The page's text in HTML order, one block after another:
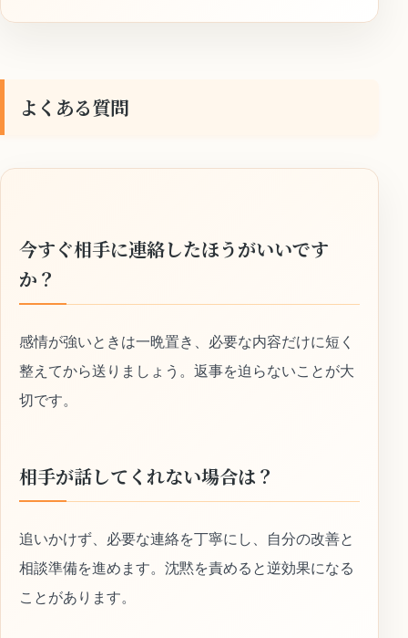
よくある質問
今すぐ相手に連絡したほうがいいです
か？
感情が強いときは一晩置き、必要な内容だけに短く
整えてから送りましょう。返事を迫らないことが大
切です。
相手が話してくれない場合は？
追いかけず、必要な連絡を丁寧にし、自分の改善と
相談準備を進めます。沈黙を責めると逆効果になる
ことがあります。